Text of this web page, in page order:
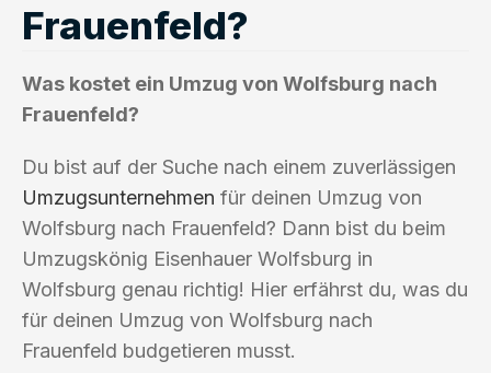
Frauenfeld?
Was kostet ein Umzug von Wolfsburg nach
Frauenfeld?
Du bist auf der Suche nach einem zuverlässigen
Umzugsunternehmen für deinen Umzug von
Wolfsburg nach Frauenfeld? Dann bist du beim
Umzugskönig Eisenhauer Wolfsburg in
Wolfsburg genau richtig! Hier erfährst du, was du
für deinen Umzug von Wolfsburg nach
Frauenfeld budgetieren musst.